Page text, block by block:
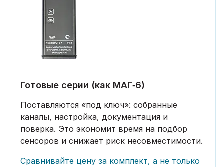
Готовые серии (как МАГ‑6)
Поставляются «под ключ»: собранные
каналы, настройка, документация и
поверка. Это экономит время на подбор
сенсоров и снижает риск несовместимости.
Сравнивайте цену за комплект, а не только